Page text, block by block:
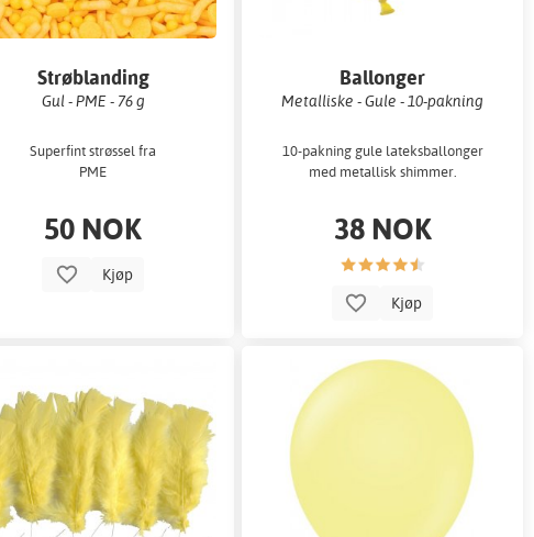
Strøblanding
Gul - PME - 76 g
Superfint strøssel fra
PME
50 NOK
Kjøp
Ballonger
Metalliske - Gule - 10-pakning
10-pakning gule lateksballonger
med metallisk shimmer.
38 NOK
Kjøp